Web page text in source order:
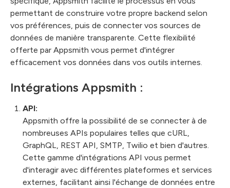
permettant de construire votre propre backend selon
vos préférences, puis de connecter vos sources de
données de manière transparente. Cette flexibilité
offerte par Appsmith vous permet d'intégrer
efficacement vos données dans vos outils internes.
Intégrations Appsmith :
API:
Appsmith offre la possibilité de se connecter à de
nombreuses APIs populaires telles que cURL,
GraphQL, REST API, SMTP, Twilio et bien d'autres.
Cette gamme d'intégrations API vous permet
d'interagir avec différentes plateformes et services
externes, facilitant ainsi l'échange de données entre